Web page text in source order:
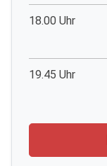
18.00 Uhr
19.45 Uhr